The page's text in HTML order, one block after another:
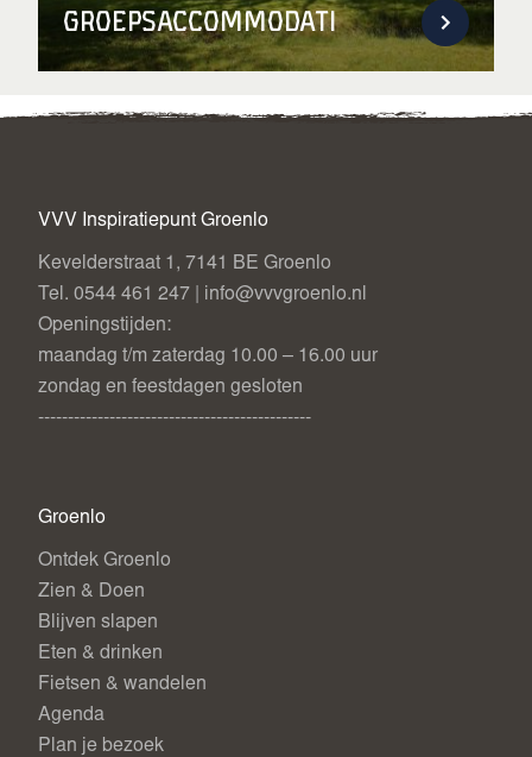
Groepsaccommodaties
VVV Inspiratiepunt Groenlo
Kevelderstraat 1, 7141 BE Groenlo
Tel. 0544 461 247 | info@vvvgroenlo.nl
Openingstijden:
maandag t/m zaterdag 10.00 – 16.00 uur
zondag en feestdagen gesloten
----------------------------------------------
Groenlo
Ontdek Groenlo
Zien & Doen
Blijven slapen
Eten & drinken
Fietsen & wandelen
Agenda
Plan je bezoek